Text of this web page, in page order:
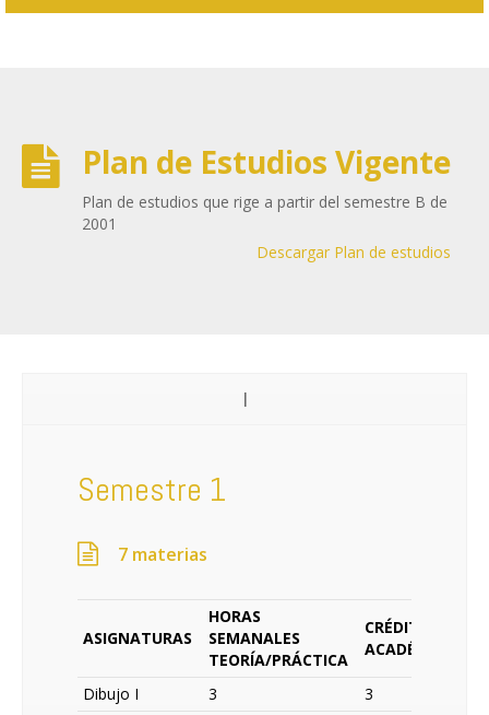
Plan de Estudios Vigente
Plan de estudios que rige a partir del semestre B de
2001
Descargar Plan de estudios
I
Semestre 1
7 materias
ASIGNATURAS
HORAS
SEMANALES
TEORÍA/PRÁCTICA
CRÉDITOS
ACADÉMICOS
Dibujo I 3
3